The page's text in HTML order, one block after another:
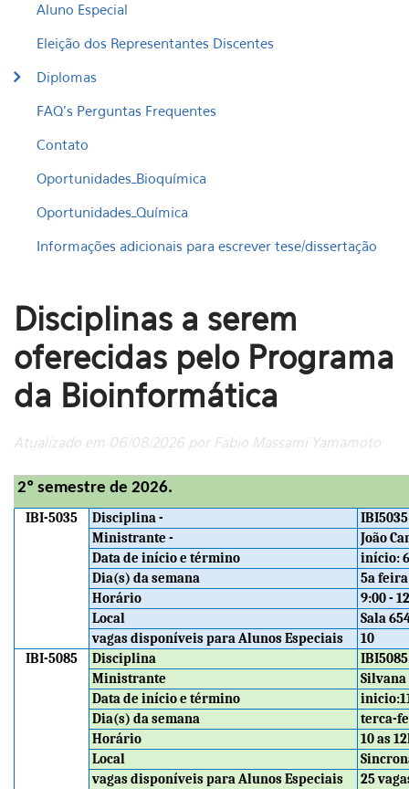
Aluno Especial
Eleição dos Representantes Discentes
Diplomas
FAQ's Perguntas Frequentes
Contato
Oportunidades_Bioquímica
Oportunidades_Química
Informações adicionais para escrever tese/dissertação
Disciplinas a serem
oferecidas pelo Programa
da Bioinformática
Atualizado em 06/08/2026 por Fabio Massami Yamamoto
2º semestre de 2026.
IBI-5035 Disciplina -
Ministrante -
João
Data de início e término
início:
Dia(s) da semana
5a feira
Horário
9:00 -
Local
Sala
vagas disponíveis para Alunos Especiais
10
IBI-5085
Disciplina
Ministrante
Data de início e término
Dia(s) da semana
terca-
Horário
10 as
Local
vagas disponíveis para Alunos Especiais
25